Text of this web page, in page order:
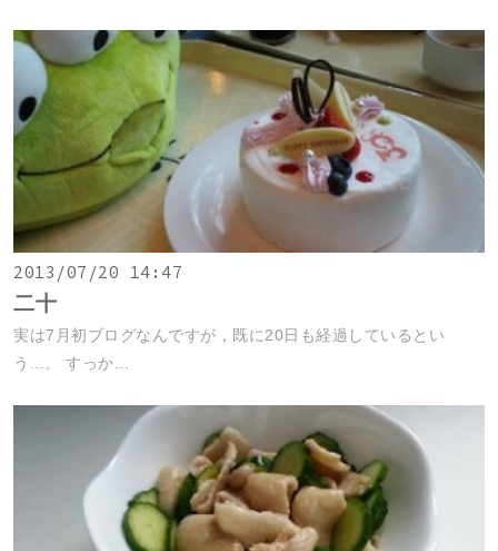
2013/07/20 14:47
二十
実は7月初ブログなんですが，既に20日も経過しているとい
う...。 すっか...